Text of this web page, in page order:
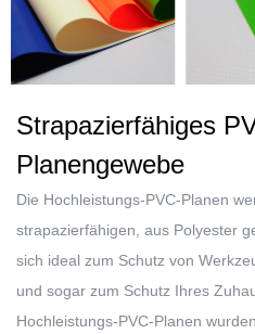
Strapazierfähiges
Planengewebe
Die Hochleistungs-PVC-Planen
strapazierfähigen, aus Polyester
sich ideal zum Schutz von
und sogar zum Schutz Ihres
Hochleistungs-PVC-Planen